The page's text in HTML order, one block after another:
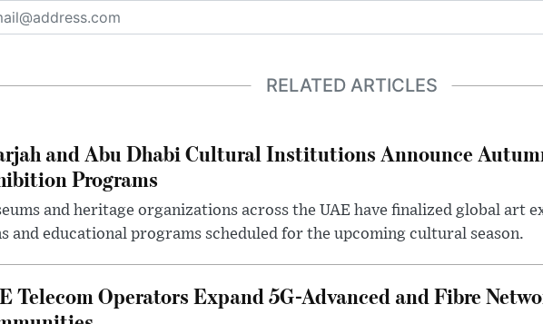
RELATED ARTICLES
and Abu Dhabi Cultural Institutions Announce
Programs
and heritage organizations across the UAE have finalized global art
and educational programs scheduled for the upcoming cultural season.
Telecom Operators Expand 5G-Advanced and Fibre